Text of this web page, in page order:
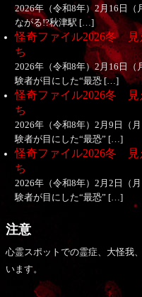
2026年（令和8年）2月16日（
ながる!?秋津駅 […]
怪奇ファイル2026冬
ち
2026年（令和8年）2月16日（
験者が目にした“最恐 […]
怪奇ファイル2026冬
ち
2026年（令和8年）2月9日（
験者が目にした“最恐” […]
怪奇ファイル2026冬
ち
2026年（令和8年）2月2日（
験者が目にした“最恐” […]
注意
心霊スポットでの霊症、大怪我
います。